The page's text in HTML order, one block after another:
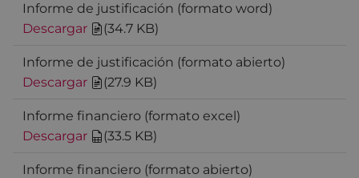
Informe de justificación (formato word)
Descargar
(34.7 KB)
Informe de justificación (formato abierto)
Descargar
(27.9 KB)
Informe financiero (formato excel)
Descargar
(33.5 KB)
Informe financiero (formato abierto)